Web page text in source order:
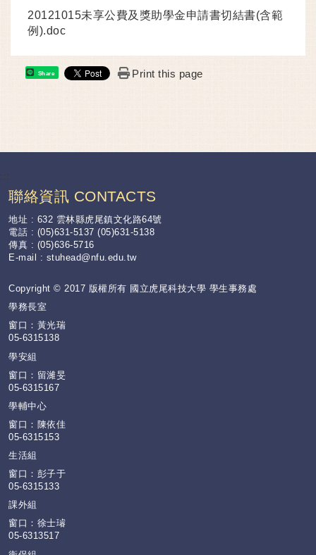
20121015未享公費及獎助學金申請書切結書(含範
例).doc
Share Print this page
:::
聯絡資訊 CONTACTS
地址 : 632 雲林縣虎尾鎮文化路64號
電話 : (05)631-5137 (05)631-5138
傳真 : (05)636-5716
E-mail : stuhead@nfu.edu.tw
Copyright © 2017 版權所有 國立虎尾科技大學 學生事務處
學務長室
窗口：黃光瑞
05-6315138
學安組
窗口：留濰旻
05-6315167
學輔中心
窗口：陳依佳
05-6315153
生活組
窗口：彭子于
05-6315133
課外組
窗口：徐士璿
05-6313517